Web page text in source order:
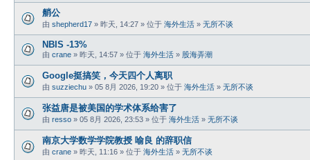
艄公
由 shepherd17 » 昨天, 14:27 » 位于 海外生活 » 无所不谈
NBIS -13%
由 crane » 昨天, 14:57 » 位于 海外生活 » 股海弄潮
Google挺搞笑，今天四个人离职
由 suzziechu » 05 8月 2026, 19:20 » 位于 海外生活 » 无所不谈
张益唐是被美国的学术体系给害了
由 resso » 05 8月 2026, 23:53 » 位于 海外生活 » 无所不谈
南京大学数学学院教授 喻良 的辞职信
由 crane » 昨天, 11:16 » 位于 海外生活 » 无所不谈